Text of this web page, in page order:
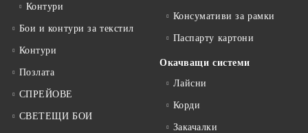
Контури
Бои и контури за текстил
Контури
Позлата
СПРЕЙОВЕ
СВЕТЕЩИ БОИ
Консумативи за рамки
Паспарту картони
Окачващи системи
Лайсни
Корди
Закачалки